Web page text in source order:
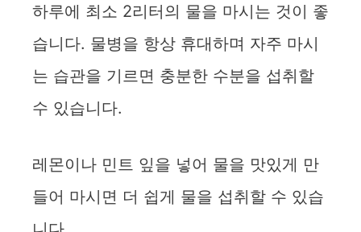
하루에 최소 2리터의 물을 마시는 것이 좋
습니다. 물병을 항상 휴대하며 자주 마시
는 습관을 기르면 충분한 수분을 섭취할
수 있습니다.
레몬이나 민트 잎을 넣어 물을 맛있게 만
들어 마시면 더 쉽게 물을 섭취할 수 있습